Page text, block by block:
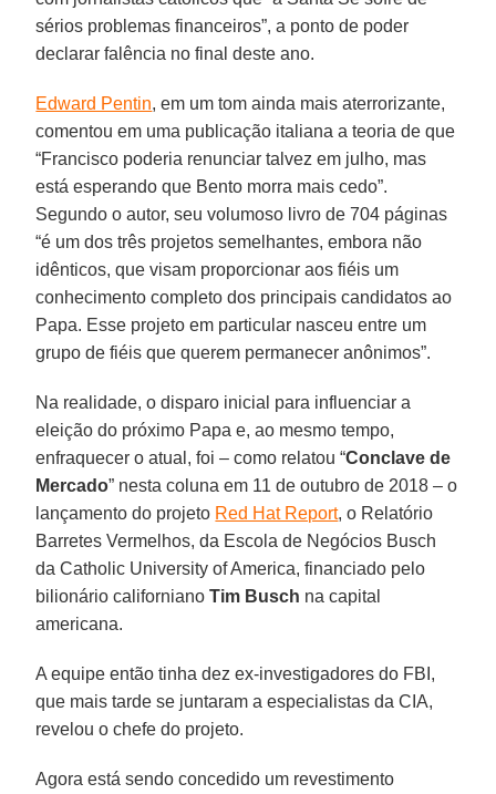
sérios problemas financeiros”, a ponto de poder
declarar falência no final deste ano.
Edward Pentin, em um tom ainda mais aterrorizante,
comentou em uma publicação italiana a teoria de que
“Francisco poderia renunciar talvez em julho, mas
está esperando que Bento morra mais cedo”.
Segundo o autor, seu volumoso livro de 704 páginas
“é um dos três projetos semelhantes, embora não
idênticos, que visam proporcionar aos fiéis um
conhecimento completo dos principais candidatos ao
Papa. Esse projeto em particular nasceu entre um
grupo de fiéis que querem permanecer anônimos”.
Na realidade, o disparo inicial para influenciar a
eleição do próximo Papa e, ao mesmo tempo,
enfraquecer o atual, foi – como relatou “Conclave de
Mercado” nesta coluna em 11 de outubro de 2018 – o
lançamento do projeto Red Hat Report, o Relatório
Barretes Vermelhos, da Escola de Negócios Busch
da Catholic University of America, financiado pelo
bilionário californianoTim Busch na capital
americana.
A equipe então tinha dez ex-investigadores do FBI,
que mais tarde se juntaram a especialistas da CIA,
revelou o chefe do projeto.
Agora está sendo concedido um revestimento